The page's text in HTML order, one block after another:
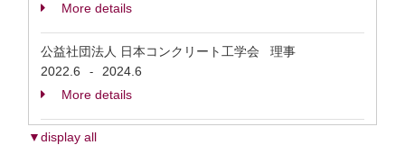
More details
公益社団法人 日本コンクリート工学会 理事
2022.6
-
2024.6
More details
▼display all